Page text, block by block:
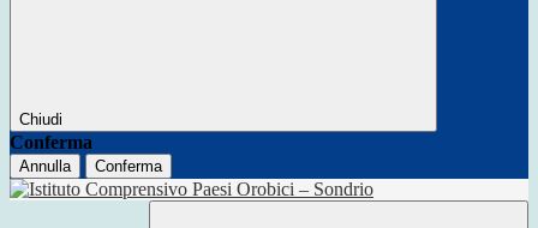
Chiudi
Conferma
Annulla Conferma